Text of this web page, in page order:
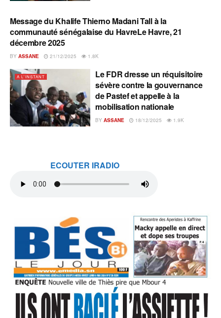
A L'INSTANT
Message du Khalife Thierno Madani Tall à la
communauté sénégalaise du HavreLe Havre, 21
décembre 2025
BY ASSANE 21/12/2025 1.8K
A L'INSTANT
Le FDR dresse un réquisitoire
sévère contre la gouvernance
de Pastef et appelle à la
mobilisation nationale
BY ASSANE 18/12/2025 1.9K
ECOUTER IRADIO